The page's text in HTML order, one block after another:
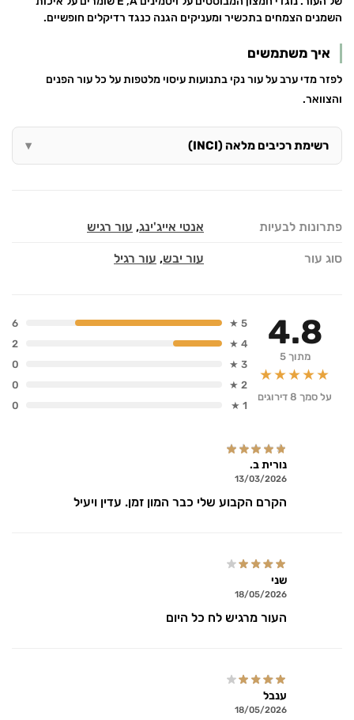
השמנים הצמחים בתכשיר ומעניקים הגנה כנגד רדיקלים חופשיים.
איך משתמשים
לפזר מדי ערב על עור נקי בתנועות עיסוי מלטפות על כל עור הפנים
והצוואר.
רשימת רכיבים מלאה (INCI)
פתרונות לבעיות אנטי אייג'ינג, עור רגיש
סוג עור עור יבש, עור רגיל
4.8
מתוך 5
★★★★★
על סמך 8 דירוגים
5 ★
6
4 ★
2
3 ★
0
2 ★
0
1 ★
0
נורית ב.
13/03/2026
הקרם הקבוע שלי כבר המון זמן. עדין ויעיל
שני
18/05/2026
העור מרגיש לח כל היום
ענבל
18/05/2026